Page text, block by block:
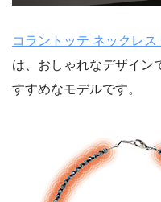
コラントッテ ネックレス
は、おしゃれなデザイン
すすめなモデルです。